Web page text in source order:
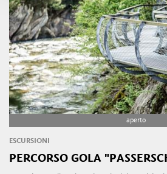
aperto
ESCURSIONI
PERCORSO GOLA